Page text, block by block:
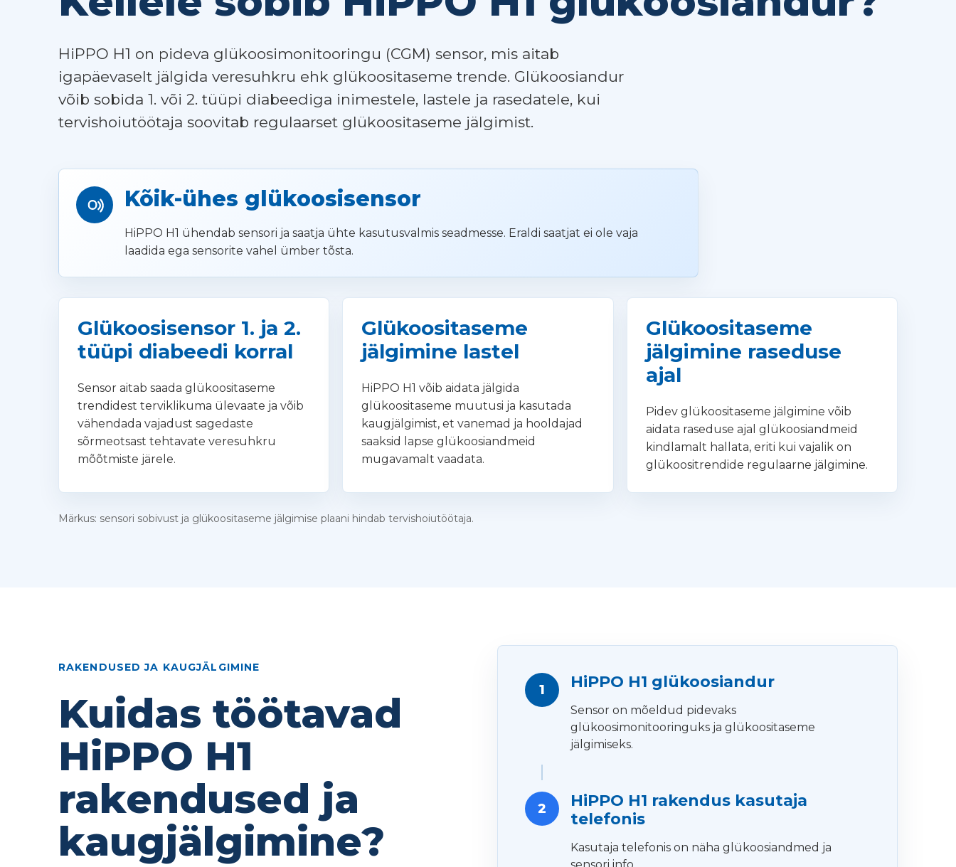
HiPPO H1 on pideva glükoosimonitooringu (CGM) sensor, mis aitab
igapäevaselt jälgida veresuhkru ehk glükoositaseme trende. Glükoosiandur
võib sobida 1. või 2. tüüpi diabeediga inimestele, lastele ja rasedatele, kui
tervishoiutöötaja soovitab regulaarset glükoositaseme jälgimist.
Kõik-ühes glükoosisensor
HiPPO H1 ühendab sensori ja saatja ühte kasutusvalmis seadmesse. Eraldi saatjat ei ole vaja
laadida ega sensorite vahel ümber tõsta.
Glükoosisensor 1. ja 2.
tüüpi diabeedi korral
Sensor aitab saada glükoositaseme
trendidest terviklikuma ülevaate ja võib
vähendada vajadust sagedaste
sõrmeotsast tehtavate veresuhkru
mõõtmiste järele.
Glükoositaseme
jälgimine lastel
HiPPO H1 võib aidata jälgida
glükoositaseme muutusi ja kasutada
kaugjälgimist, et vanemad ja hooldajad
saaksid lapse glükoosiandmeid
mugavamalt vaadata.
Glükoositaseme
jälgimine raseduse
ajal
Pidev glükoositaseme jälgimine võib
aidata raseduse ajal glükoosiandmeid
kindlamalt hallata, eriti kui vajalik on
glükoositrendide regulaarne jälgimine.
Märkus: sensori sobivust ja glükoositaseme jälgimise plaani hindab tervishoiutöötaja.
RAKENDUSED JA KAUGJÄLGIMINE
Kuidas töötavad
HiPPO H1
rakendused ja
kaugjälgimine?
1 HiPPO H1 glükoosiandur
Sensor on mõeldud pidevaks
glükoosimonitooringuks ja glükoositaseme
jälgimiseks.
2
HiPPO H1 rakendus kasutaja
telefonis
Kasutaja telefonis on näha glükoosiandmed ja